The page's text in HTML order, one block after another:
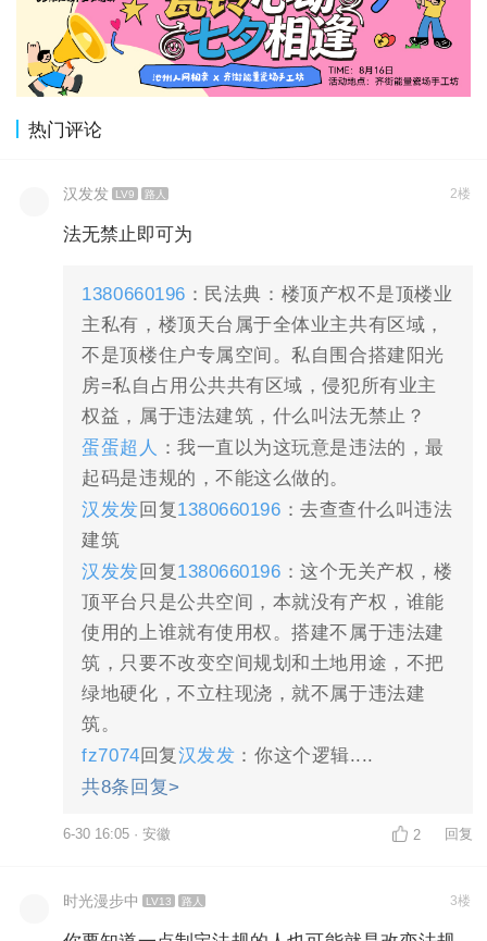
热门评论
汉发发 LV9 路人 2楼
法无禁止即可为
1380660196 ：民法典：楼顶产权不是顶楼业
主私有，楼顶天台属于全体业主共有区域，
不是顶楼住户专属空间。私自围合搭建阳光
房=私自占用公共共有区域，侵犯所有业主
权益，属于违法建筑，什么叫法无禁止？
蛋蛋超人
：我一直以为这玩意是违法的，最
起码是违规的，不能这么做的。
汉发发回复1380660196 ：去查查什么叫违法
建筑
汉发发回复1380660196 ：这个无关产权，楼
顶平台只是公共空间，本就没有产权，谁能
使用的上谁就有使用权。搭建不属于违法建
筑，只要不改变空间规划和土地用途，不把
绿地硬化，不立柱现浇，就不属于违法建
筑。
fz7074回复汉发发 ：你这个逻辑....
共8条回复>
6-30 16:05 · 安徽 2 回复
时光漫步中 LV13 路人 3楼